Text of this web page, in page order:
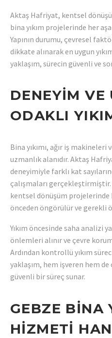
Aktaş Hafriyat, kentsel
bina yıkım projelerinde her
Yapının durumu, çevresel
dikkate alınarak en uygun
yaklaşım, sürecin güvenli ve
DENEYIM
ODAKLI
Bina yıkımı, ağır iş
uzmanlık alanıdır. Aktaş
deneyimiyle farklı kat
çalışmaları gerçekleştirmiştir.
kentsel dönüşüm projelerinde
önceden öngörülür ve gerekli
Yıkım öncesinde saha analizi
önlemleri alınır ve çevre
Ardından kontrollü yıkım
yaklaşım, hem işveren hem
güvenli bir süreç sunar.
GEBZE BINA
HIZMETI